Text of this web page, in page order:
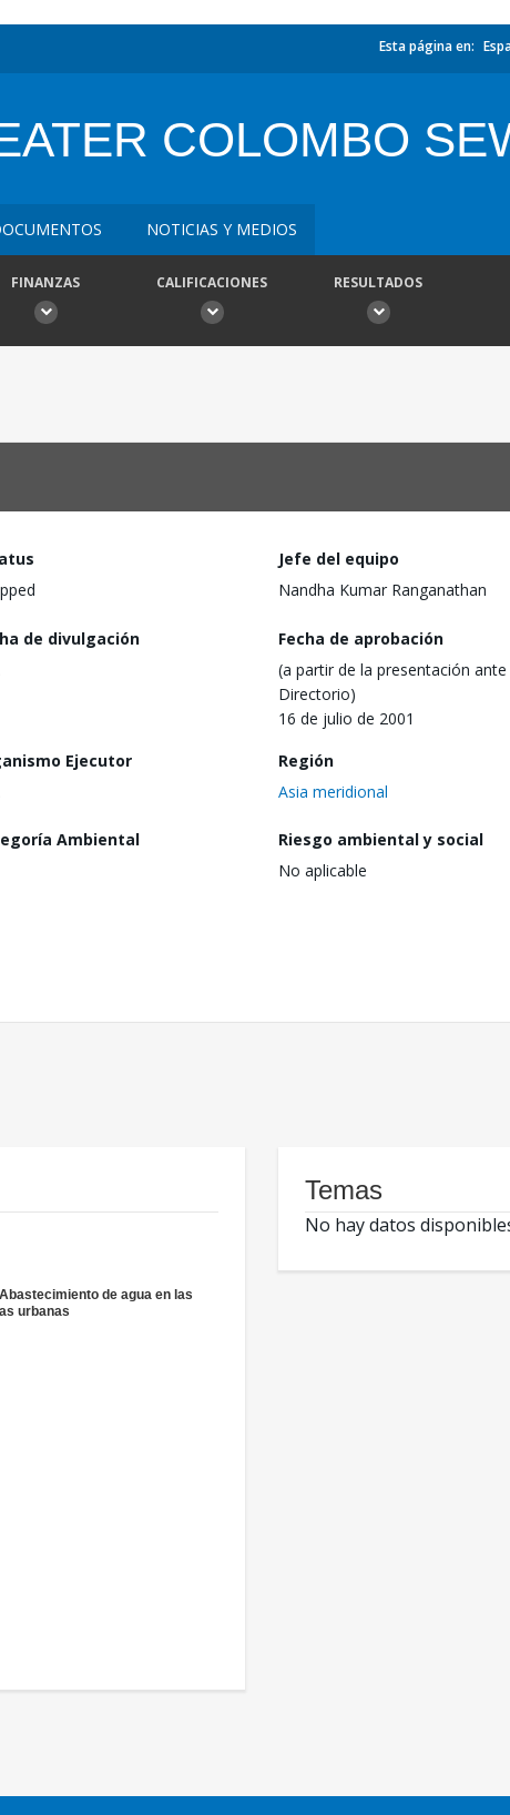
Esta página en:
COLOMBO
NOTICIAS Y MEDIOS
FINANZAS CALIFICACIONES RESULTADOS
Jefe del equipo
Nandha Kumar Ranganathan
de divulgación
Fecha de aprobación
(a partir de la presentación ante
Directorio)
16 de julio de 2001
Ejecutor
Región
Asia meridional
Ambiental
Riesgo ambiental y social
No aplicable
de agua en las
urbanas
Temas
No hay datos